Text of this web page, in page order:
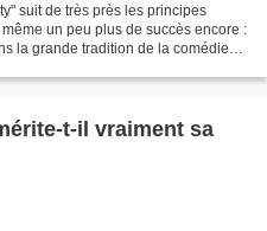
suit de très près les principes
un peu plus de succès encore :
la grande tradition de la comédie
t-il vraiment sa